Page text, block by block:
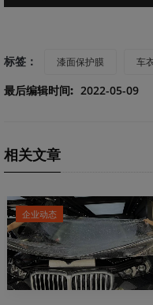
标签： 漆面保护膜 车
最后编辑时间: 2022-05-09
相关文章
企业动态